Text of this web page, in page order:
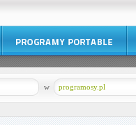
programosy.pl
w